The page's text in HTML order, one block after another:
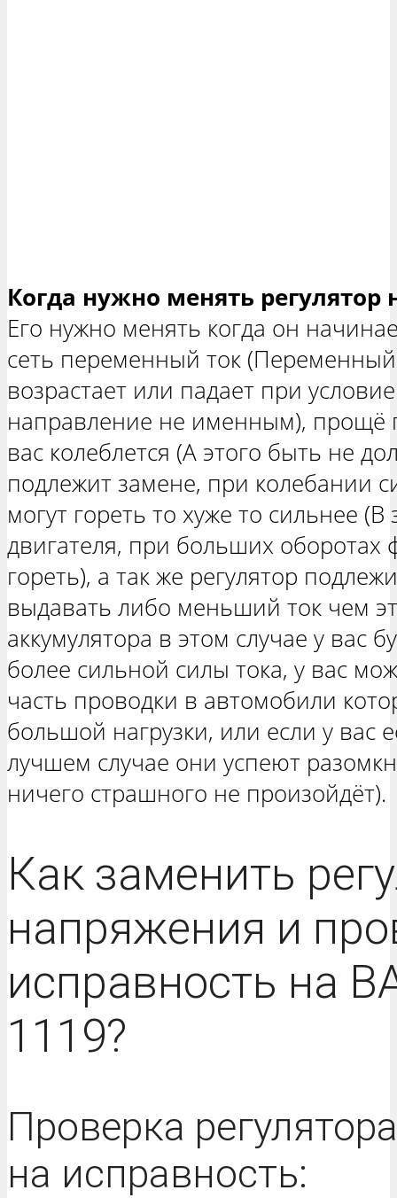
Когда нужно менять регулятор
Его нужно менять когда он
сеть переменный ток (Переменный
возрастает или падает при
направление не именным), прощё
вас колеблется (А этого быть не
подлежит замене, при колебании
могут гореть то хуже то сильнее
двигателя, при больших оборотах
гореть), а так же регулятор
выдавать либо меньший ток чем
аккумулятора в этом случае у вас
более сильной силы тока, у вас
часть проводки в автомобили
большой нагрузки, или если у вас
лучшем случае они успеют
ничего страшного не произойдёт).
Как заменить
напряжения и
исправность на
1119?
Проверка
на исправность: